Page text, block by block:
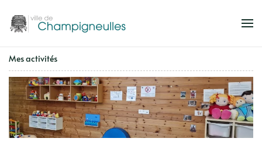
Accéder au contenu principal
Mes activités